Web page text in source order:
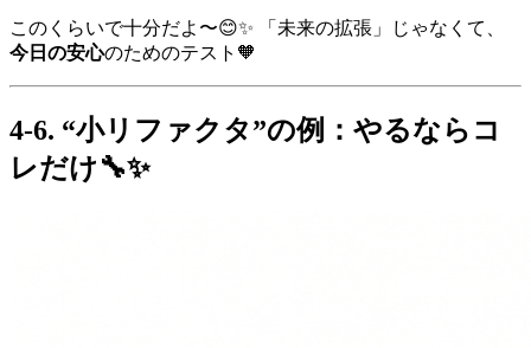
このくらいで十分だよ〜😊✨ 「未来の拡張」じゃなくて、
今日の安心のためのテスト🧡
4-6. “小リファクタ”の例：やるならコ
レだけ🔧✨